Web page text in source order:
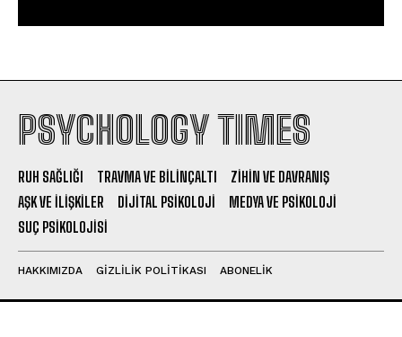
PSYCHOLOGY TIMES
RUH SAĞLIĞI TRAVMA VE BILINÇALTI
ZIHIN VE DAVRANIŞ
AŞK VE İLIŞKILER
DIJITAL PSIKOLOJI
MEDYA VE PSIKOLOJI
SUÇ PSIKOLOJISI
HAKKIMIZDA GIZLILIK POLITIKASI ABONELIK